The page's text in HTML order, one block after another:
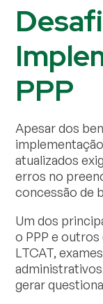
PPP
Apesar dos
atualizados
erros no
concessão de
Um dos
o PPP e
LTCAT,
gerar